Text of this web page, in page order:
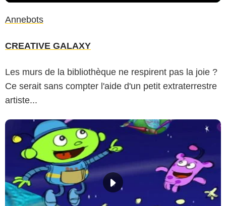
Annebots
CREATIVE GALAXY
Les murs de la bibliothèque ne respirent pas la joie ?
Ce serait sans compter l'aide d'un petit extraterrestre
artiste...